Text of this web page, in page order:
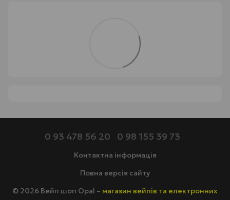
0 93 478 56 20 0 98 155 39 73
Контактна інформація
Повна версія сайту
© 2026 Вейп шоп Opal – магазин вейпів та електронних